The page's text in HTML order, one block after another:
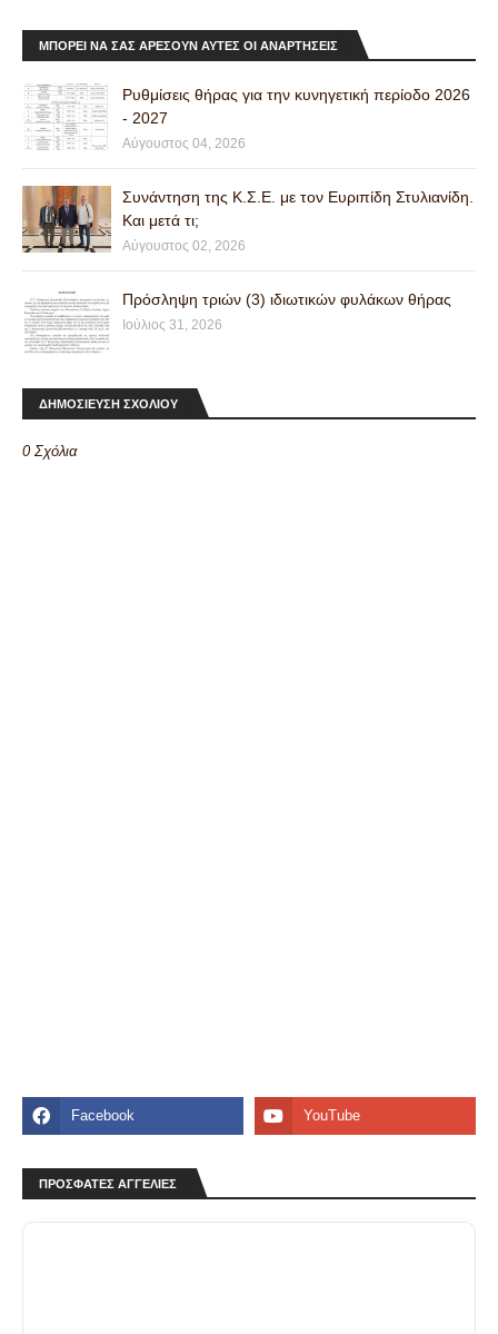
ΜΠΟΡΕΊ ΝΑ ΣΑΣ ΑΡΈΣΟΥΝ ΑΥΤΈΣ ΟΙ ΑΝΑΡΤΉΣΕΙΣ
Ρυθμίσεις θήρας για την κυνηγετική περίοδο 2026
- 2027
Αύγουστος 04, 2026
Συνάντηση της Κ.Σ.Ε. με τον Ευριπίδη Στυλιανίδη.
Και μετά τι;
Αύγουστος 02, 2026
Πρόσληψη τριών (3) ιδιωτικών φυλάκων θήρας
Ιούλιος 31, 2026
ΔΗΜΟΣΙΕΥΣΗ ΣΧΟΛΙΟΥ
0 Σχόλια
ΠΡΟΣΦΑΤΕΣ ΑΓΓΕΛΙΕΣ